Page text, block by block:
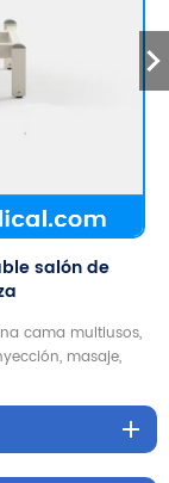
salón de
cama multiusos,
masaje,